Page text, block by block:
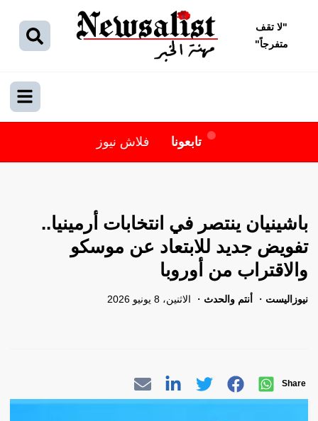
"لا تقف
متفرجاً"
تابعونا فلاش نيوز
باشينيان ينتصر في انتخابات أرمينيا..
تفويض جديد للابتعاد عن موسكو
والاقتراب من أوروبا
نيوزاليست أنتم والحدث الاثنين، 8 يونيو 2026
Share